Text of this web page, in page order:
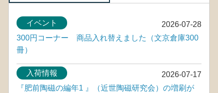
2026-07-28
イベント
300円コーナー 商品入れ替えました（文京倉庫300
冊）
2026-07-17
入荷情報
『肥前陶磁の編年1 』（近世陶磁研究会）の増刷が